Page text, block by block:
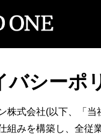
バシーポ
株式会社(以下、「
組みを構築し、全従